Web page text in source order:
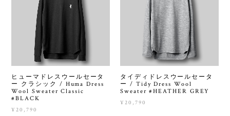
ヒューマドレスウールセータ
ー クラシック / Huma Dress
Wool Sweater Classic
#BLACK
¥20,790
タイディドレスウールセータ
ー / Tidy Dress Wool
Sweater #HEATHER GREY
¥20,790